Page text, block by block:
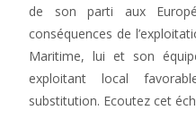
de son parti aux
conséquences de
Maritime, lui et son
exploitant local
substitution. Ecoutez cet